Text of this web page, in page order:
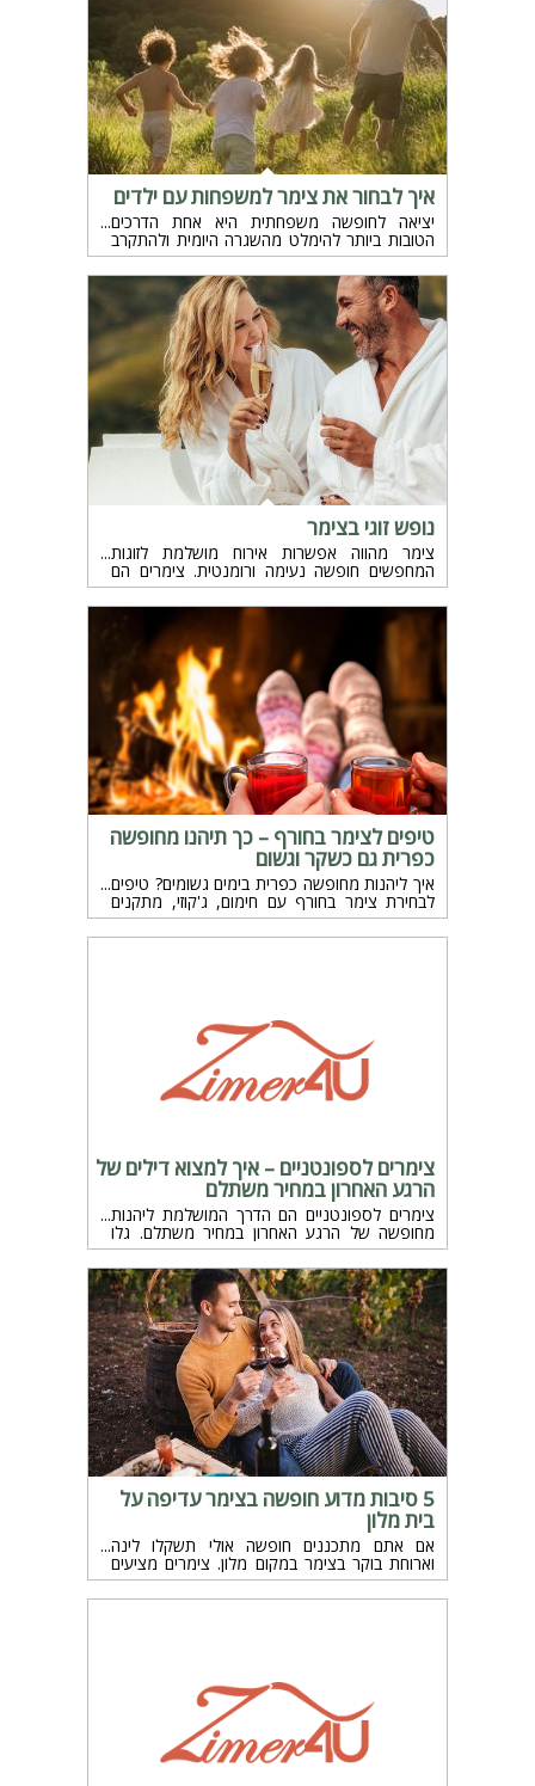
איך לבחור את צימר למשפחות עם ילדים
יציאה לחופשה משפחתית היא אחת הדרכים
הטובות ביותר להימלט מהשגרה היומית ולהתקרב
אחד לשני. משפחות רבות בוחרות לנפוש בצימרים
כדי ליהנות מאווירה אינטימית ונוחה, ולפעמים גם
מתוך רצון להיות קרובים לטבע. אבל איך בוחרים
צימר שיתאים לכולם, במיוחד כשיש ילדים במעגל?
יש כמה דברים חשובים שצריך לקחת בחשבון כדי
שהחופשה תהיה לא רק כיפית, אלא גם נוחה
ובטוחה לכל בני המשפחה.
נופש זוגי בצימר
צימר מהווה אפשרות אירוח מושלמת לזוגות
המחפשים חופשה נעימה ורומנטית. צימרים הם
בדרך כלל קטנים ואינטימיים יותר מבתי מלון, והם
מציעים חוויה ייחודית ואישית. הנה הצצה לאיך
עשויה להיות חופשה זוגית בצימר.
טיפים לצימר בחורף – כך תיהנו מחופשה
כפרית גם כשקר וגשום
איך ליהנות מחופשה כפרית בימים גשומים? טיפים
לבחירת צימר בחורף עם חימום, ג'קוזי, מתקנים
ומחירים שווים – חוויה חמימה גם כשקר בחוץ.
צימרים לספונטניים – איך למצוא דילים של
הרגע האחרון במחיר משתלם
צימרים לספונטניים הם הדרך המושלמת ליהנות
מחופשה של הרגע האחרון במחיר משתלם. גלו
דילים מיוחדים על צימר לסופש, חוויות מדבריות
ב־צימרים בדרום או טבע קסום ב־צימרים בצפון –
ותיהנו מנופש מפנק בלי תכנונים מוקדמים.
5 סיבות מדוע חופשה בצימר עדיפה על
בית מלון
אם אתם מתכננים חופשה אולי תשקלו לינה
וארוחת בוקר בצימר במקום מלון. צימרים מציעים
חוויה אינטימית ואישית יותר שמלונות לא יכולים
להשתוות לה. הנה חמש סיבות מדוע חופשה